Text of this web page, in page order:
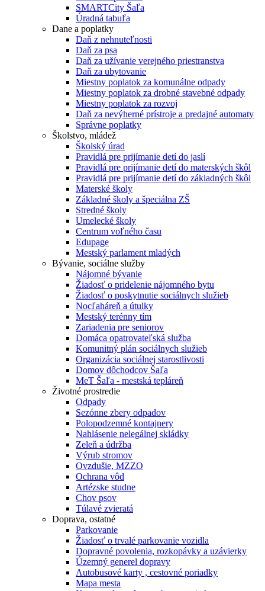
SMARTCity Šaľa
Úradná tabuľa
Dane a poplatky
Daň z nehnuteľnosti
Daň za psa
Daň za užívanie verejného priestranstva
Daň za ubytovanie
Miestny poplatok za komunálne odpady
Miestny poplatok za drobné stavebné odpady
Miestny poplatok za rozvoj
Daň za nevýherné prístroje a predajné automaty
Správne poplatky
Školstvo, mládež
Školský úrad
Pravidlá pre prijímanie detí do jaslí
Pravidlá pre prijímanie detí do materských škôl
Pravidlá pre prijímanie detí do základných škôl
Materské školy
Základné školy a špeciálna ZŠ
Stredné školy
Umelecké školy
Centrum voľného času
Edupage
Mestský parlament mladých
Bývanie, sociálne služby
Nájomné bývanie
Žiadosť o pridelenie nájomného bytu
Žiadosť o poskytnutie sociálnych služieb
Nocľaháreň a útulky
Mestský terénny tím
Zariadenia pre seniorov
Domáca opatrovateľská služba
Komunitný plán sociálnych služieb
Organizácia sociálnej starostlivosti
Domov dôchodcov Šaľa
MeT Šaľa - mestská tepláreň
Životné prostredie
Odpady
Sezónne zbery odpadov
Polopodzemné kontajnery
Nahlásenie nelegálnej skládky
Zeleň a údržba
Výrub stromov
Ovzdušie, MZZO
Ochrana vôd
Artézske studne
Chov psov
Túlavé zvieratá
Doprava, ostatné
Parkovanie
Žiadosť o trvalé parkovanie vozidla
Dopravné povolenia, rozkopávky a uzávierky
Územný generel dopravy
Autobusové karty , cestovné poriadky
Mapa mesta